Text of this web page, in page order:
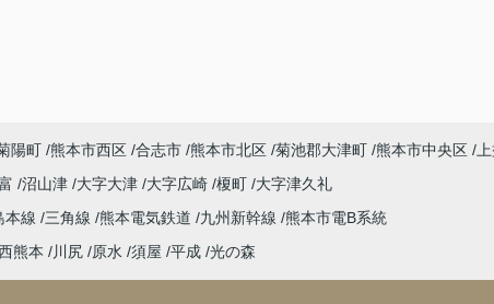
陽町 熊本市西区 合志市 熊本市北区 菊池郡大津町 熊本市中央区
沼山津 大字大津 大字広崎 榎町 大字津久礼
本線 三角線 熊本電気鉄道 九州新幹線 熊本市電B系統
熊本 川尻 原水 須屋 平成 光の森